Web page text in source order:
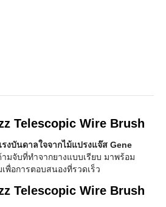
Telescopic Wire Brush
งบันดาลใจจากไม้แปรงแจ๊ส Gene
มจับที่ทำจากยางแบบเรียบ มาพร้อม
พื่อการตอบสนองที่รวดเร็ว
Telescopic Wire Brush